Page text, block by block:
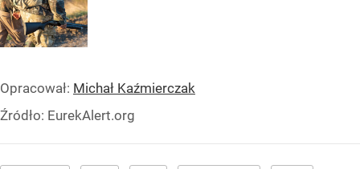
Opracował: Michał Kaźmierczak
Źródło: EurekAlert.org